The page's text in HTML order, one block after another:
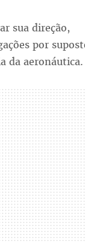
sua direção,
por
da aeronáutica.